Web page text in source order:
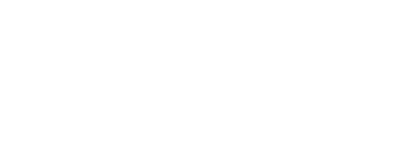
換することに！？
店ありがとうございました！
ュー｜Honda X-ADV
スだけじゃないサーキットの楽しみ方|Honda supercub
ちゃいました|Honda X-ADV
クルーズコントロール
が凄いかチェックしてきた！